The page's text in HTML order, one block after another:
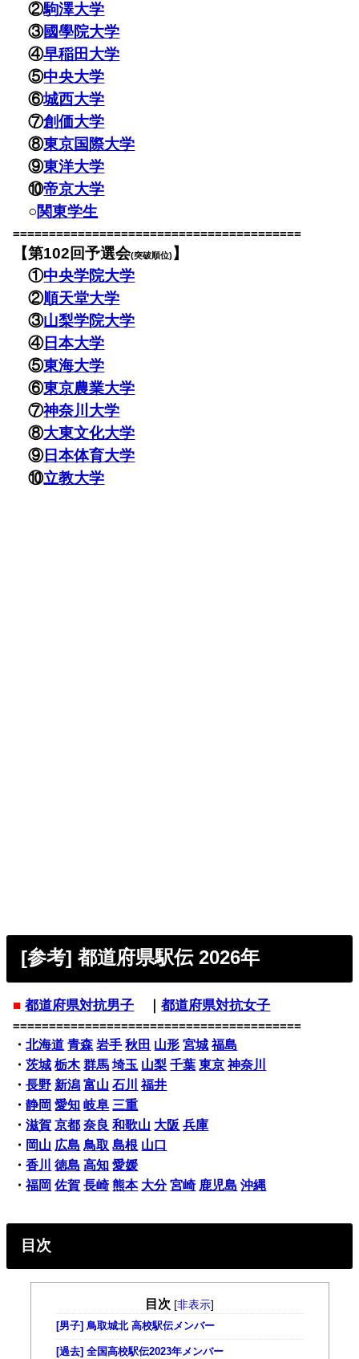
②駒澤大学
③國學院大学
④早稲田大学
⑤中央大学
⑥城西大学
⑦創価大学
⑧東京国際大学
⑨東洋大学
⑩帝京大学
○関東学生
========================================
【第102回予選会(突破順位) 】
①中央学院大学
②順天堂大学
③山梨学院大学
④日本大学
⑤東海大学
⑥東京農業大学
⑦神奈川大学
⑧大東文化大学
⑨日本体育大学
⑩立教大学
[参考] 都道府県駅伝 2026年
■ 都道府県対抗男子 ｜都道府県対抗女子
========================================
・北海道 青森 岩手 秋田 山形 宮城 福島
・茨城 栃木 群馬 埼玉 山梨 千葉 東京 神奈川
・長野 新潟 富山 石川
福井
・静岡 愛知 岐阜 三重
・滋賀 京都 奈良 和歌山 大阪 兵庫
・ 岡山 広島 鳥取 島根 山口
・香川 徳島 高知 愛媛
・福岡 佐賀 長崎 熊本 大分 宮崎 鹿児島 沖縄
目次
目次 [非表示]
[男子] 鳥取城北 高校駅伝メンバー
[過去] 全国高校駅伝2023年メンバー